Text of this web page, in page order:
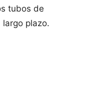
tubos de
plazo.